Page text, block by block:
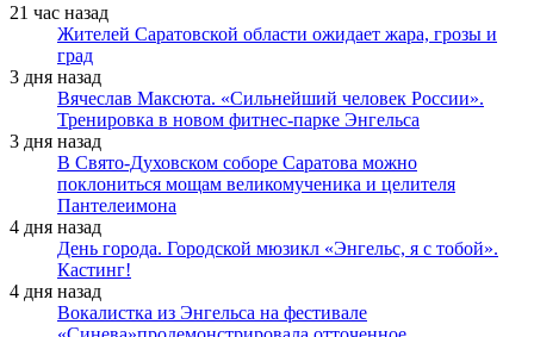
21 час назад
Жителей Саратовской области ожидает жара, грозы и
град
3 дня назад
Вячеслав Максюта. «Сильнейший человек России».
Тренировка в новом фитнес-парке Энгельса
3 дня назад
В Свято-Духовском соборе Саратова можно
поклониться мощам великомученика и целителя
Пантелеимона
4 дня назад
День города. Городской мюзикл «Энгельс, я с тобой».
Кастинг!
4 дня назад
Вокалистка из Энгельса на фестивале